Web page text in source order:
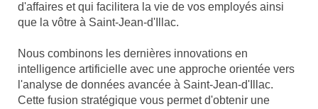
d'affaires et qui facilitera la vie de vos employés ainsi
que la vôtre à Saint-Jean-d'Illac.
Nous combinons les dernières innovations en
intelligence artificielle avec une approche orientée vers
l'analyse de données avancée à Saint-Jean-d'Illac.
Cette fusion stratégique vous permet d'obtenir une